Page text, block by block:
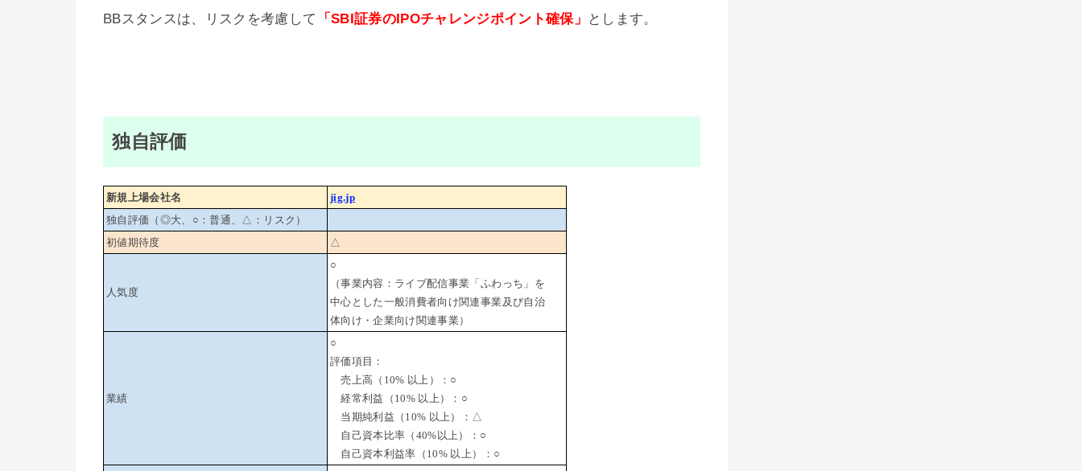
BBスタンスは、リスクを考慮して 「SBI証券のIPOチャレンジポイント確保」 とします。
独自評価
新規上場会社名
jig.jp
独自評価（◎大、○：普通、△：リスク）
初値期待度
△
人気度
○
（事業内容：ライブ配信事業「ふわっち」を
中心とした一般消費者向け関連事業及び自治
体向け・企業向け関連事業）
業績
○
評価項目：
売上高（10% 以上）：○
経常利益（10% 以上）：○
当期純利益（10% 以上）：△
自己資本比率（40%以上）：○
自己資本利益率（10% 以上）：○